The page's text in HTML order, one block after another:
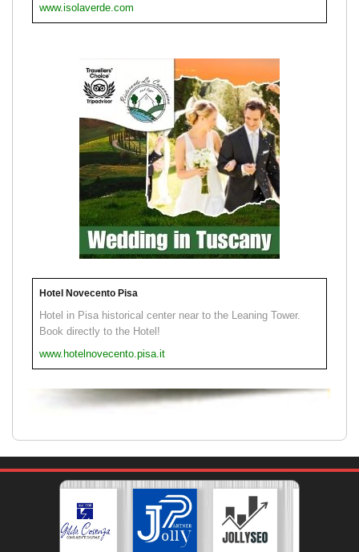
www.isolaverde.com
Hotel Novecento Pisa
Hotel in Pisa historical center near to the Leaning Tower.
Book directly to the Hotel!
www.hotelnovecento.pisa.it